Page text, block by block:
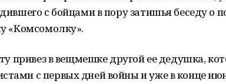
с бойцами в пору затишья беседу о
«Комсомолку».
привез в вещмешке другой ее дедушка,
с первых дней войны и уже в конце